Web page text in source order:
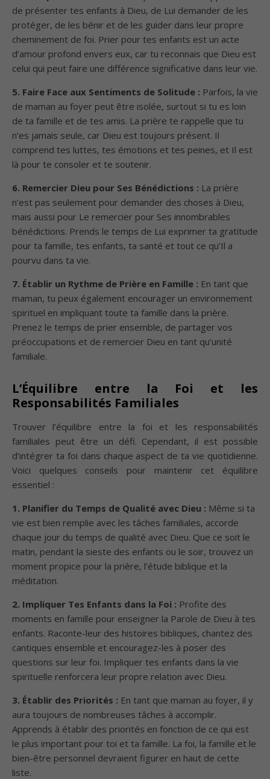
de présenter tes enfants à Dieu, de Lui demander de les
protéger, de les bénir et de les guider dans leur propre
cheminement de foi. Prier pour tes enfants est un acte
d’amour profond envers eux, car tu reconnais que Dieu est
celui qui peut faire une différence significative dans leur vie.
5. Faire Face aux Sentiments de Solitude : Parfois, la vie
de maman au foyer peut être isolée, surtout si tu es loin
de ta famille et de tes amis. La prière te rappelle que tu
n’es jamais seule, car Dieu est toujours présent. Il
comprend tes luttes, tes émotions et tes peines, et Il est
là pour te consoler et te soutenir.
6. Remercier Dieu pour Ses Bénédictions : La prière
n’est pas seulement pour demander des choses à Dieu,
mais aussi pour Le remercier pour Ses innombrables
bénédictions. Prends le temps de Lui exprimer ta gratitude
pour ta famille, tes enfants, ta santé et tout ce qu’Il a
pourvu dans ta vie.
7. Établir un Rythme de Prière en Famille : En tant que
maman, tu peux également encourager un environnement
spirituel en impliquant toute ta famille dans la prière.
Prenez le temps de prier ensemble, de partager vos
préoccupations et de remercier Dieu en tant qu’unité
familiale.
L’Équilibre entre la Foi et les
Responsabilités Familiales
Trouver l’équilibre entre la foi et les responsabilités
familiales peut être un défi. Cependant, il est possible
d’intégrer ta foi dans chaque aspect de ta vie quotidienne.
Voici quelques conseils pour maintenir cet équilibre
essentiel :
1. Planifier du Temps de Qualité avec Dieu : Même si ta
vie est bien remplie avec les tâches familiales, accorde
chaque jour du temps de qualité avec Dieu. Que ce soit le
matin, pendant la sieste des enfants ou le soir, trouvez un
moment propice pour la prière, l’étude biblique et la
méditation.
2. Impliquer Tes Enfants dans la Foi : Profite des
moments en famille pour enseigner la Parole de Dieu à tes
enfants. Raconte-leur des histoires bibliques, chantez des
cantiques ensemble et encouragez-les à poser des
questions sur leur foi. Impliquer tes enfants dans la vie
spirituelle renforcera leur propre relation avec Dieu.
3. Établir des Priorités : En tant que maman au foyer, il y
aura toujours de nombreuses tâches à accomplir.
Apprends à établir des priorités en fonction de ce qui est
le plus important pour toi et ta famille. La foi, la famille et le
bien-être personnel devraient figurer en haut de cette
liste.